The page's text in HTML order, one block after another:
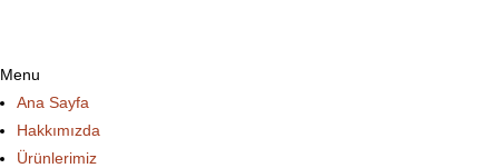
Menu
Ana Sayfa
Hakkımızda
Ürünlerimiz